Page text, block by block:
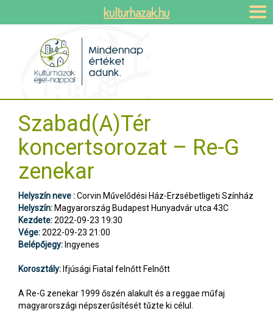
Szabad(A)Tér
koncertsorozat – Re-G
zenekar
Helyszín neve :Corvin Művelődési Ház-Erzsébetligeti Színház
Helyszín: Magyarország Budapest Hunyadvár utca 43C
Kezdete:2022-09-23 19:30
Vége:2022-09-23 21:00
Belépőjegy: Ingyenes
Korosztály: Ifjúsági Fiatal felnőtt Felnőtt
A Re-G zenekar 1999 őszén alakult és a reggae műfaj
magyarországi népszerűsítését tűzte ki célul.
kulturhazak.hu